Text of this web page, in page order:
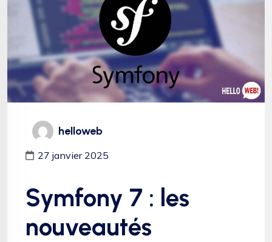
helloweb
27 janvier 2025
Symfony 7 : les
nouveautés